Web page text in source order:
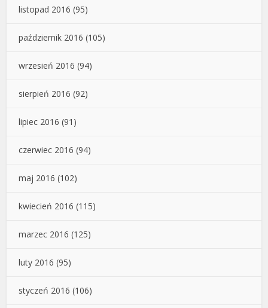
listopad 2016 (95)
październik 2016 (105)
wrzesień 2016 (94)
sierpień 2016 (92)
lipiec 2016 (91)
czerwiec 2016 (94)
maj 2016 (102)
kwiecień 2016 (115)
marzec 2016 (125)
luty 2016 (95)
styczeń 2016 (106)